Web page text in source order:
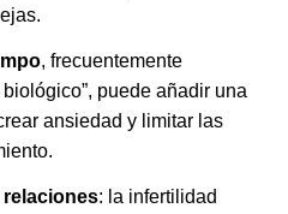
, frecuentemente
puede añadir una
ansiedad y limitar las
relaciones: la infertilidad